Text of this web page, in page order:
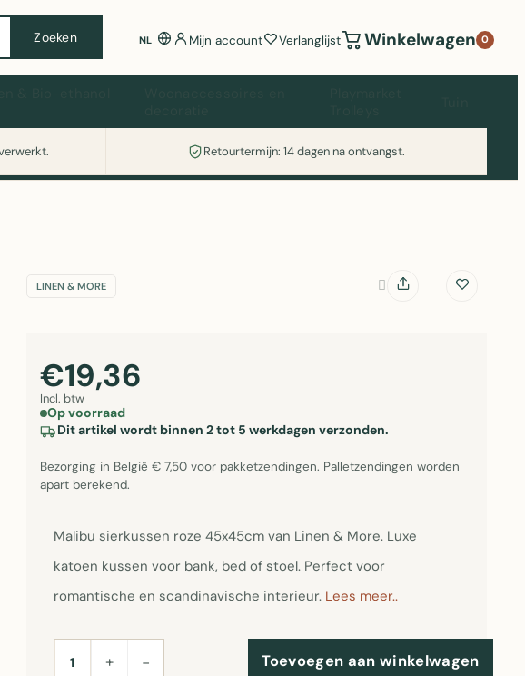
Zoeken NL Mijn account Verlanglijst Winkelwagen 0
Retourtermijn: 14 dagen na ontvangst.
Witgoedaanbod.nl
LINEN & MORE
€19,36
Incl. btw
Op voorraad
Dit artikel wordt binnen 2 tot 5 werkdagen verzonden.
Bezorging in België € 7,50 voor pakketzendingen. Palletzendingen worden
apart berekend.
Malibu sierkussen roze 45x45cm van Linen & More. Luxe
katoen kussen voor bank, bed of stoel. Perfect voor
romantische en scandinavische interieur. Lees meer..
AANTAL+ − Toevoegen aan winkelwagen